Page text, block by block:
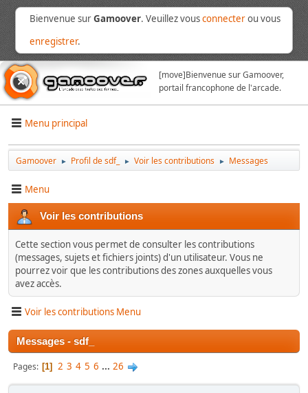
Bienvenue surGamoover. Veuillez vousconnecterou vous
enregistrer.
[move]Bienvenue sur Gamoover,
portail francophone de l'arcade.
Menu principal
Gamoover ► Profil de sdf_ ► Voir les contributions ► Messages
Menu
Voir les contributions
Cette section vous permet de consulter les contributions
(messages, sujets et fichiers joints) d'un utilisateur. Vous ne
pourrez voir que les contributions des zones auxquelles vous
avez accès.
Voir les contributions Menu
Messages - sdf_
Pages 1 2 3 4 5 6 ... 26